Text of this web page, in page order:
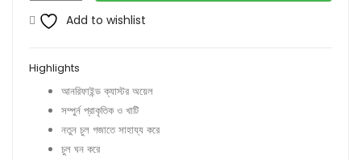
Castor
Add to wishlist
Highlights
আনরিফাইন্ড ক্যাস্টর অয়েল
সম্পুর্ন প্রাকৃতিক ও খাটি
নতুন চুল গজাতে সাহায্য করে
চুল ঘন করে